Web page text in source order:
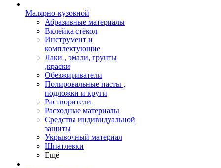
Малярно-кузовной
Абразивные материалы
Вклейка стёкол
Инструмент и
комплектующие
Лаки , эмали, грунты
,краски
Обезжириватели
Полировальные пасты ,
подложки и круги
Растворители
Расходные материалы
Средства индивидуальной
защиты
Укрывочный материал
Шпатлевки
Ещё